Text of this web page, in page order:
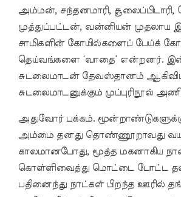
அம்மன், சந்தனமாரி,
முத்துப்பட்டன், வன்னியன் முதலாய
சாமிகளின் கோயில்களைப் பேய்க்
தெய்வங்களை ‘வாதை’ என்றனர்.
சுடலைமாடன் தேவஸ்தானம்
சுடலைமாடனுக்கும் முப்புரிநூல்
அதுவோர் பக்கம்.
அம்மை தனது தொண்ணூறாவது
காலமானபோது, மூத்த மகனாகிய
கொள்ளிவைத்து மொட்டை போட்ட
பதினைந்து நாட்கள் பிறந்த ஊரில்